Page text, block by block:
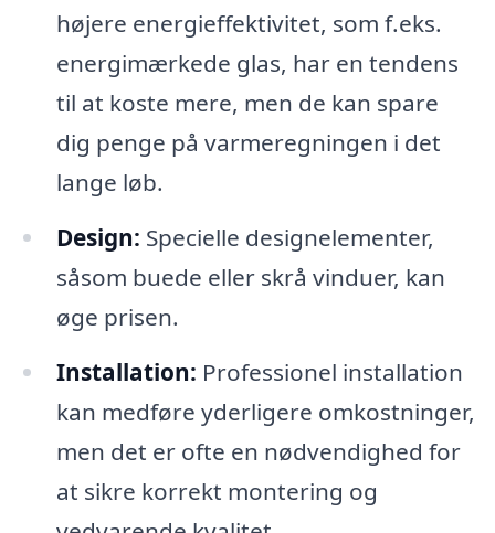
højere energieffektivitet, som f.eks.
energimærkede glas, har en tendens
til at koste mere, men de kan spare
dig penge på varmeregningen i det
lange løb.
Design: Specielle designelementer,
såsom buede eller skrå vinduer, kan
øge prisen.
Installation: Professionel installation
kan medføre yderligere omkostninger,
men det er ofte en nødvendighed for
at sikre korrekt montering og